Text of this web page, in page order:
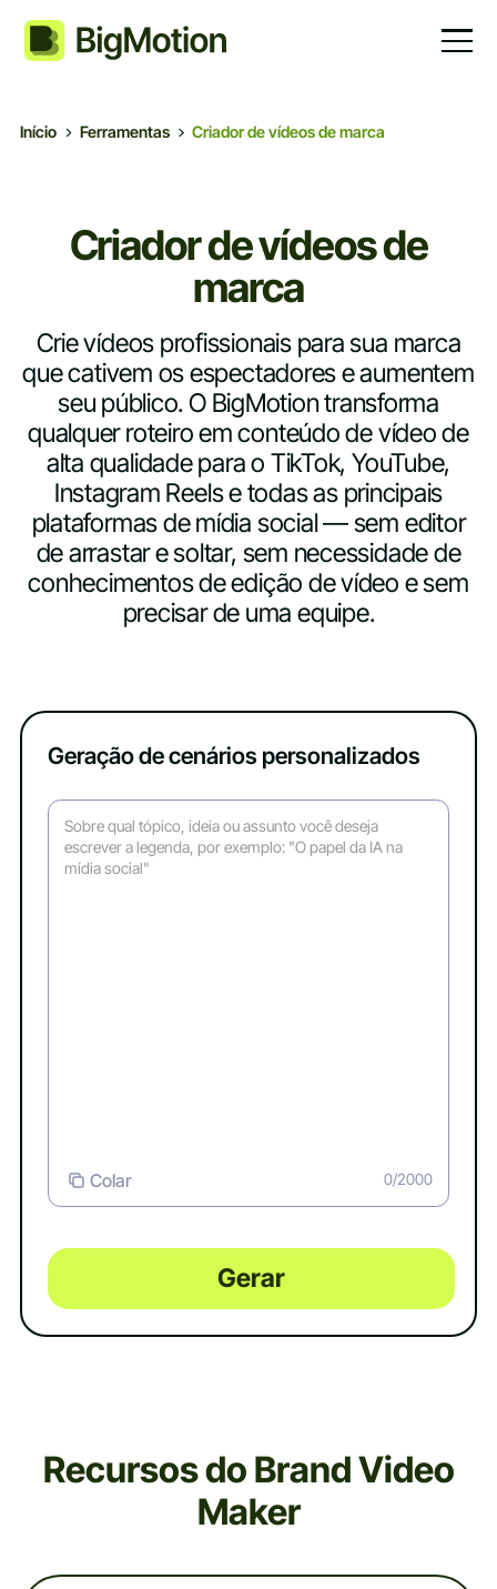
Início Ferramentas Criador de vídeos de marca
Criador de vídeos de
marca
Crie vídeos profissionais para sua marca
que cativem os espectadores e aumentem
seu público. O BigMotion transforma
qualquer roteiro em conteúdo de vídeo de
alta qualidade para o TikTok, YouTube,
Instagram Reels e todas as principais
plataformas de mídia social — sem editor
de arrastar e soltar, sem necessidade de
conhecimentos de edição de vídeo e sem
precisar de uma equipe.
Geração de cenários personalizados
Colar 0/2000
Gerar
Recursos do Brand Video
Maker